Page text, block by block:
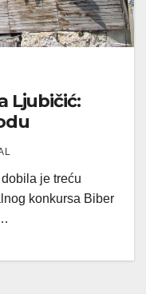
Ljubičić:
je treću
konkursa Biber